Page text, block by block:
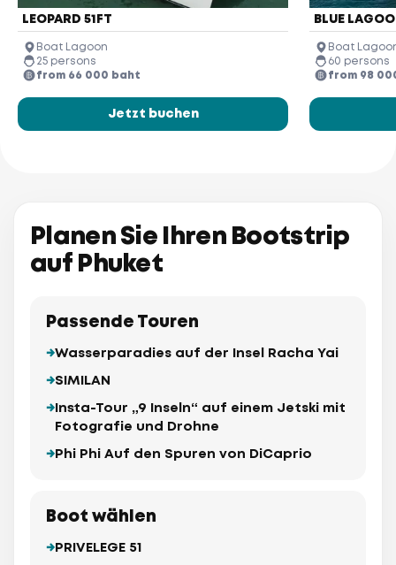
LEOPARD 51FT
Boat Lagoon
25 persons
from 66 000 baht
Jetzt buchen
BLUE
Boat
60 persons
from 98
Planen Sie Ihren Bootstrip
auf Phuket
Passende Touren
Wasserparadies auf der Insel Racha Yai
SIMILAN
Insta-Tour „9 Inseln“ auf einem Jetski mit
Fotografie und Drohne
Phi Phi Auf den Spuren von DiCaprio
Boot wählen
PRIVELEGE 51